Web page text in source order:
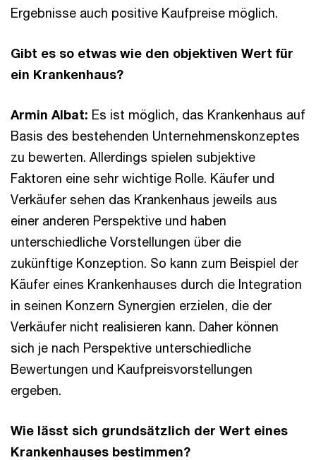
Ergebnisse auch positive Kaufpreise möglich.
Gibt es so etwas wie den objektiven Wert für
ein Krankenhaus?
Armin Albat: Es ist möglich, das Krankenhaus auf
Basis des bestehenden Unternehmenskonzeptes
zu bewerten. Allerdings spielen subjektive
Faktoren eine sehr wichtige Rolle. Käufer und
Verkäufer sehen das Krankenhaus jeweils aus
einer anderen Perspektive und haben
unterschiedliche Vorstellungen über die
zukünftige Konzeption. So kann zum Beispiel der
Käufer eines Krankenhauses durch die Integration
in seinen Konzern Synergien erzielen, die der
Verkäufer nicht realisieren kann. Daher können
sich je nach Perspektive unterschiedliche
Bewertungen und Kaufpreisvorstellungen
ergeben.
Wie lässt sich grundsätzlich der Wert eines
Krankenhauses bestimmen?